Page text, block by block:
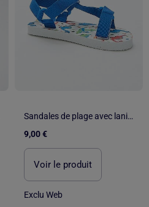
Sandales de plage avec lanières en textile
9,00 €
Voir le produit
Exclu Web